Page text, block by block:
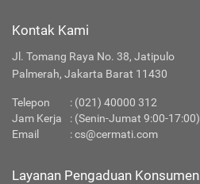
Kontak Kami
Jl. Tomang Raya No. 38, Jatipulo
Palmerah, Jakarta Barat 11430
Telepon : (021) 40000 312
Jam Kerja
: (Senin-Jumat 9:00-17:00)
Email
:cs@cermati.com
Layanan Pengaduan Konsumen